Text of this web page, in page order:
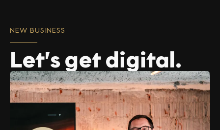
NEW BUSINESS
Let’s get digital.